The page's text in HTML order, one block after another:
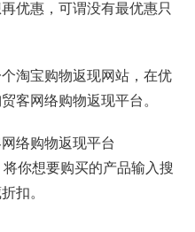
优惠，可谓没有最优惠只
淘宝购物返现网站，在优
客网络购物返现平台。
络购物返现平台
将你想要购买的产品输入搜
扣。